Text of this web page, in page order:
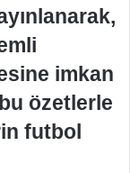
imkan
özetlerle
futbol